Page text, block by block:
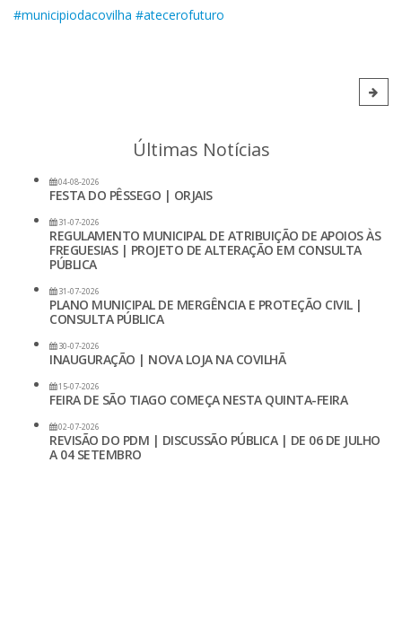
#municipiodacovilha #atecerofuturo
Últimas Notícias
04-08-2026
FESTA DO PÊSSEGO | ORJAIS
31-07-2026
REGULAMENTO MUNICIPAL DE ATRIBUIÇÃO DE APOIOS ÀS
FREGUESIAS | PROJETO DE ALTERAÇÃO EM CONSULTA
PÚBLICA
31-07-2026
PLANO MUNICIPAL DE MERGÊNCIA E PROTEÇÃO CIVIL |
CONSULTA PÚBLICA
30-07-2026
INAUGURAÇÃO | NOVA LOJA NA COVILHÃ
15-07-2026
FEIRA DE SÃO TIAGO COMEÇA NESTA QUINTA-FEIRA
02-07-2026
REVISÃO DO PDM | DISCUSSÃO PÚBLICA | DE 06 DE JULHO
A 04 SETEMBRO